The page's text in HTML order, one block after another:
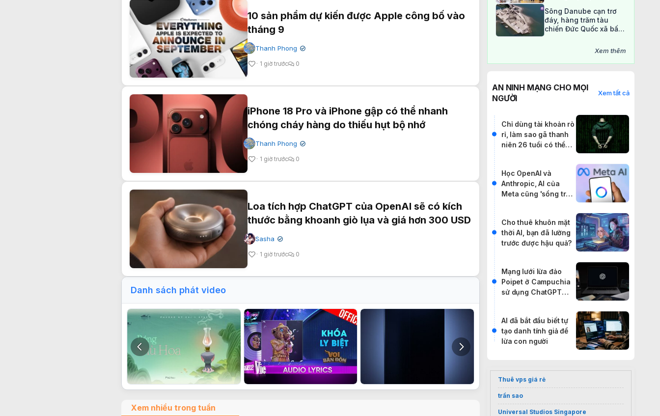
10 sản phẩm dự kiến được Apple công bố vào
tháng 9
Thanh Phong ✔
1 giờ trước 0
iPhone 18 Pro và iPhone gập có thể nhanh
chóng cháy hàng do thiếu hụt bộ nhớ
Thanh Phong ✔
1 giờ trước 0
Loa tích hợp ChatGPT của OpenAI sẽ có kích
thước bằng khoanh giò lụa và giá hơn 300 USD
Sasha ✔
1 giờ trước 0
Danh sách phát video
Xem nhiều trong tuần
Sông Danube cạn trơ
đáy, hàng trăm tàu
chiến Đức Quốc xã bất
Xem thêm
AN NINH MẠNG CHO MỌI
NGƯỜI
Xem tất cả
Chỉ dùng tài khoản rò
rỉ, làm sao gã thanh
niên 26 tuổi có thể
Học OpenAI và
Anthropic, AI của
Meta cũng 'sổng trại'
Cho thuê khuôn mặt
thời AI, bạn đã lường
trước được hậu quả?
Mạng lưới lừa đảo
Poipet ở Campuchia
sử dụng ChatGPT
AI đã bắt đầu biết tự
tạo danh tính giả để
lừa con người
Thuê vps giá rẻ
trần sao
Universal Studios Singapore